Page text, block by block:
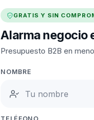
GRATIS Y SIN
Alarma negocio
Presupuesto B2B en
NOMBRE